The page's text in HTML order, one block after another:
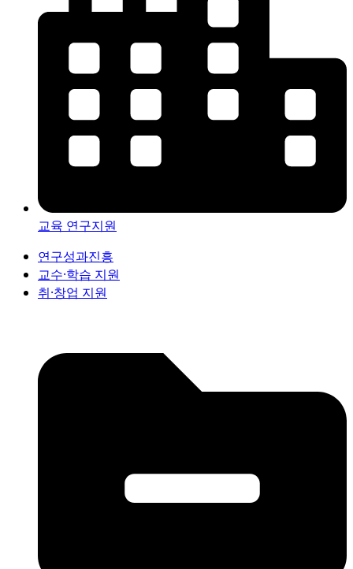
교육 연구지원
연구성과진흥
교수·학습 지원
취·창업 지원